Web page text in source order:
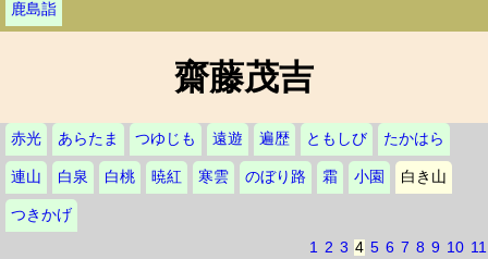
鹿島詣
齋藤茂吉
赤光 あらたま つゆじも 遠遊 遍歴 ともしび たかはら
連山 白泉 白桃 暁紅 寒雲 のぼり路 霜 小園 白き山
つきかげ
1 2 3 4 5 6 7 8 9 10 11